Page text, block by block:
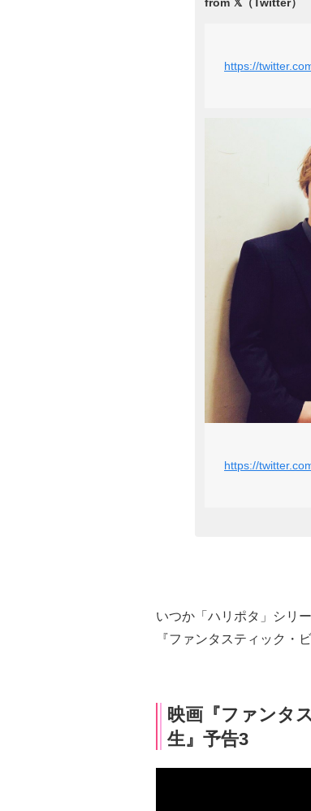
https://
https://
いつか「ハリポタ」シリ
『ファンタスティック・
映画『ファンタ
生』予告3